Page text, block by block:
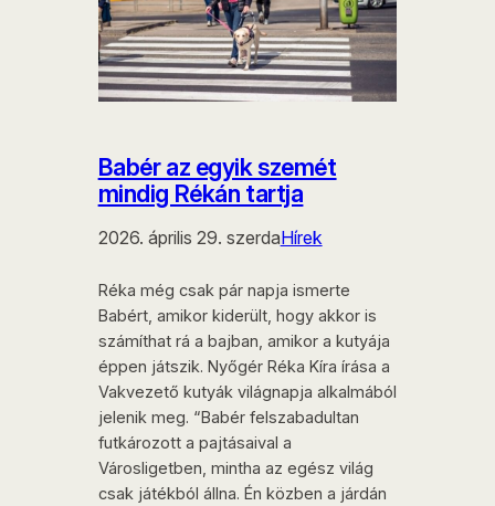
Babér az egyik szemét
mindig Rékán tartja
2026. április 29. szerdaHírek
Réka még csak pár napja ismerte
Babért, amikor kiderült, hogy akkor is
számíthat rá a bajban, amikor a kutyája
éppen játszik. Nyőgér Réka Kíra írása a
Vakvezető kutyák világnapja alkalmából
jelenik meg. “Babér felszabadultan
futkározott a pajtásaival a
Városligetben, mintha az egész világ
csak játékból állna. Én közben a járdán